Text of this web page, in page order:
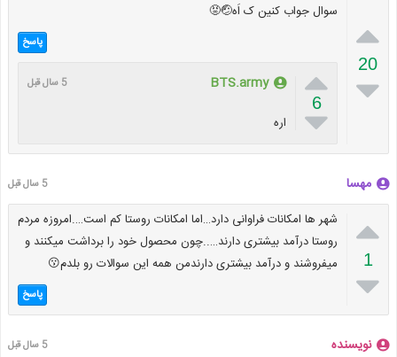

20

سوال جواب کنین ک اَه🤕😡
پاسخ

6

BTS.army 5 سال قبل
اره
مهسا 5 سال قبل

1

شهر ها امکانات فراوانی دارد…اما امکانات روستا کم است….امروزه مردم
روستا درآمد بیشتری دارند…..چون محصول خود را برداشت میکنند و
میفروشند و درآمد بیشتری دارندمن همه این سوالات رو بلدم😗
پاسخ
نویسنده 5 سال قبل